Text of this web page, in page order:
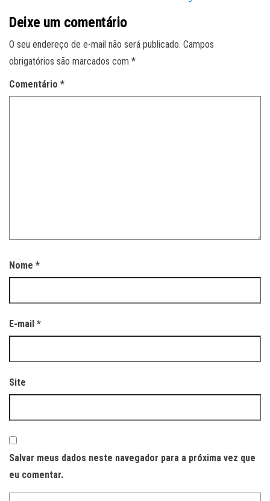
Deixe um comentário
O seu endereço de e-mail não será publicado. Campos
obrigatórios são marcados com *
Comentário *
Nome *
E-mail *
Site
Salvar meus dados neste navegador para a próxima vez que
eu comentar.